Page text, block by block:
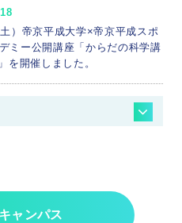
）帝京平成大学×帝京平成スポ
ミー公開講座「からだの科学講
を開催しました。
ャンパス